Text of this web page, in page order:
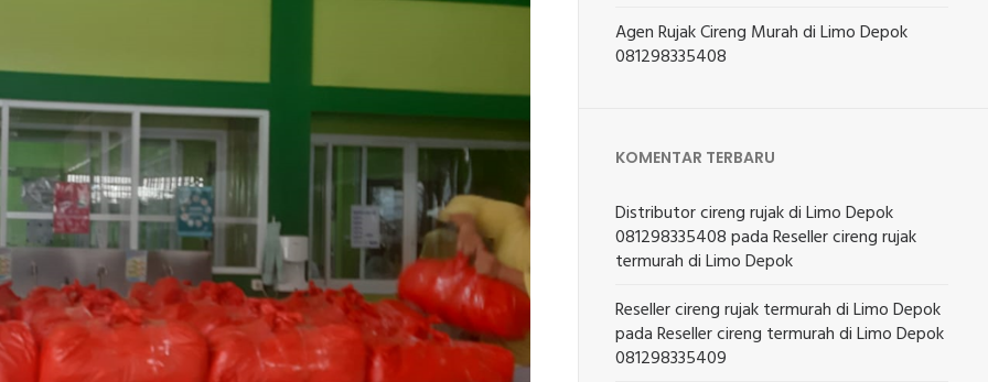
Agen Rujak Cireng Murah di Limo Depok
081298335408
KOMENTAR TERBARU
Distributor cireng rujak di Limo Depok
081298335408padaReseller cireng rujak
termurah di Limo Depok
Reseller cireng rujak termurah di Limo Depok
padaReseller cireng termurah di Limo Depok
081298335409